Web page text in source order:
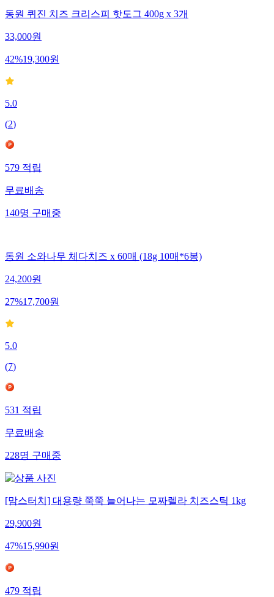
동원 퀴진 치즈 크리스피 핫도그 400g x 3개
33,000원
42%19,300원
5.0
(2)
579적립
무료배송
140명구매중
동원 소와나무 체다치즈 x 60매 (18g 10매*6봉)
24,200원
27%17,700원
5.0
(7)
531적립
무료배송
228명구매중
[맘스터치] 대용량 쭉쭉 늘어나는 모짜렐라 치즈스틱 1kg
29,900원
47%15,990원
479적립